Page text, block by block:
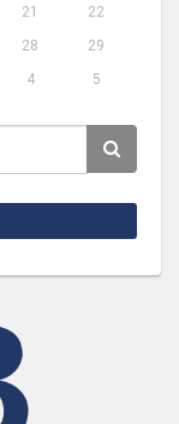
21
22
28
29
4 5